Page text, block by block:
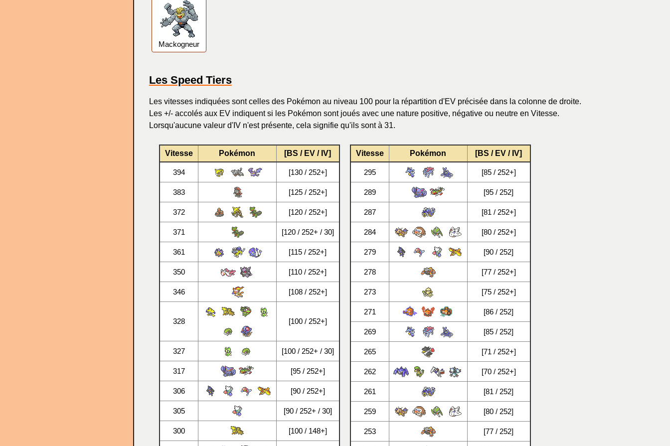
Mackogneur
Les Speed Tiers
Les vitesses indiquées sont celles des Pokémon au niveau 100 pour la répartition d'EV précisée dans la colonne de droite.
Les +/- accolés aux EV indiquent si les Pokémon sont joués avec une nature positive, négative ou neutre en Vitesse.
Lorsqu'aucune valeur d'IV n'est présente, cela signifie qu'ils sont à 31.
Vitesse Pokémon [BS / EV / IV]
394 [130 / 252+]
383 [125 / 252+]
372 [120 / 252+]
371 [120 / 252+ / 30]
361 [115 / 252+]
350 [110 / 252+]
346 [108 / 252+]
328 [100 / 252+]
327 [100 / 252+ / 30]
317 [95 / 252+]
306 [90 / 252+]
305 [90 / 252+ / 30]
300 [100 / 148+]
Vitesse Pokémon [BS / EV / IV]
295 [85 / 252+]
289 [95 / 252]
287 [81 / 252+]
284 [80 / 252+]
279 [90 / 252]
278 [77 / 252+]
273 [75 / 252+]
271 [86 / 252]
269 [85 / 252]
265 [71 / 252+]
262 [70 / 252+]
261 [81 / 252]
259 [80 / 252]
253 [77 / 252]